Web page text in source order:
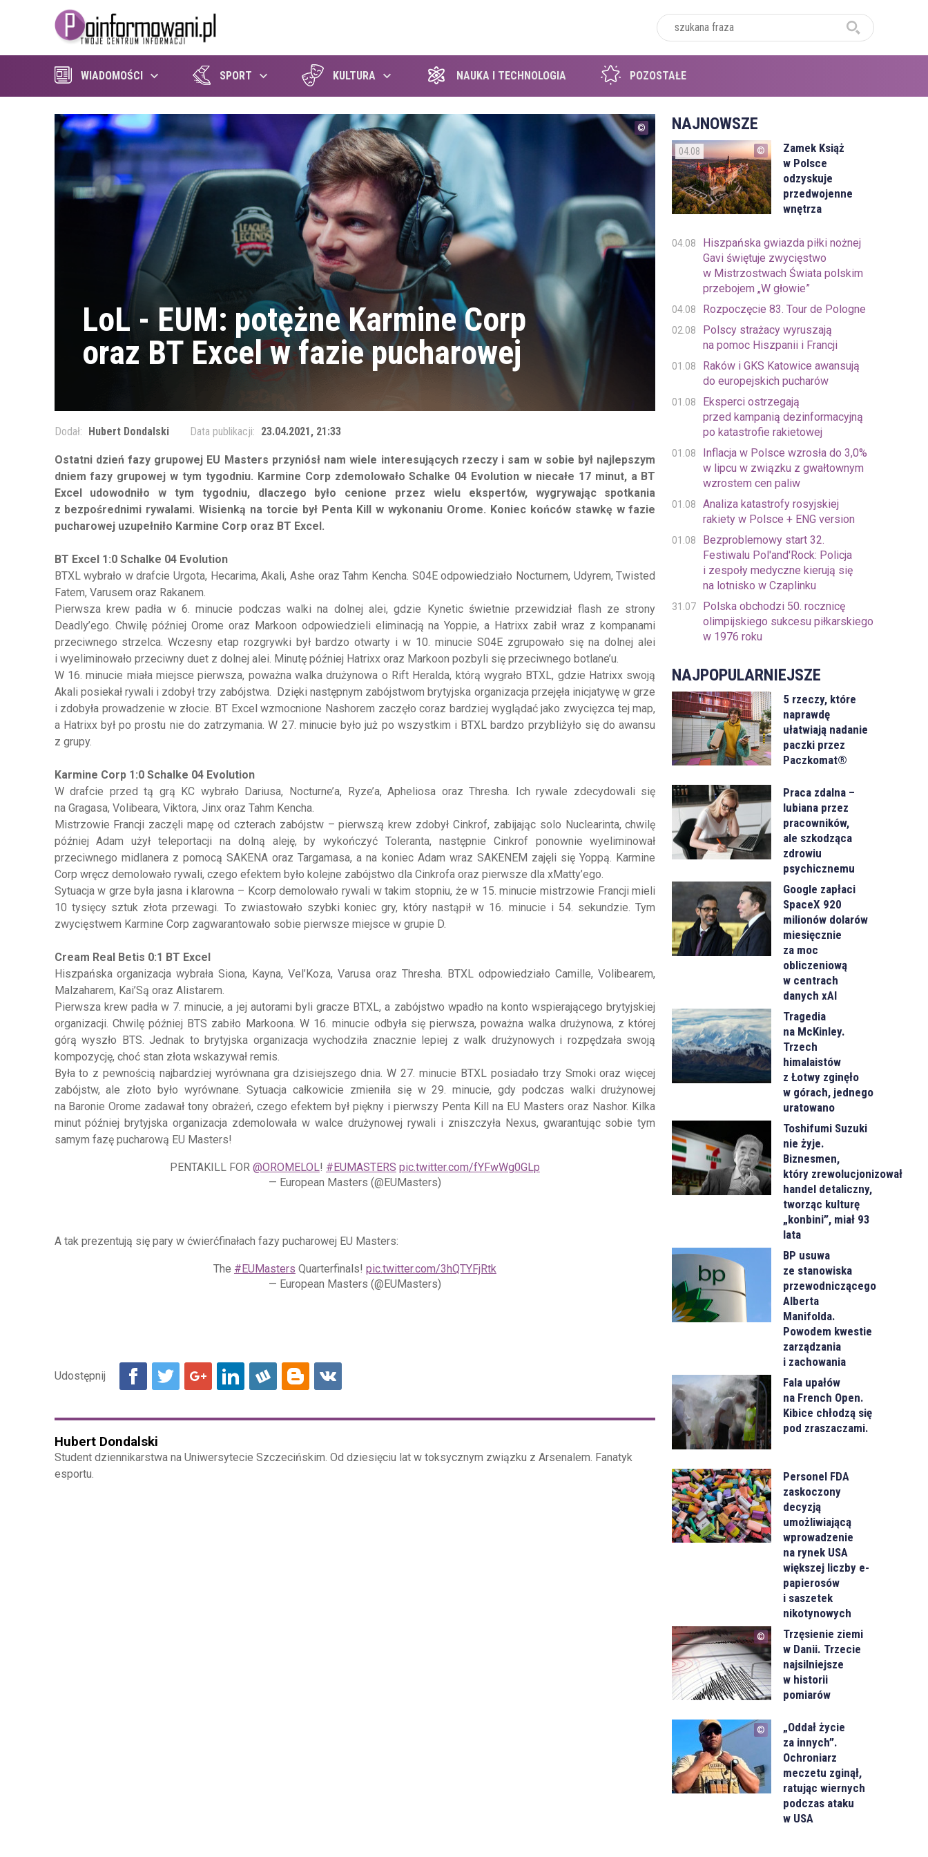
WIADOMOŚCI SPORT KULTURA NAUKA I TECHNOLOGIA POZOSTAŁE
LoL - EUM: potężne Karmine Corp
oraz BT Excel w fazie pucharowej
Dodał: Hubert Dondalski Data publikacji: 23.04.2021, 21:33
Ostatni dzień fazy grupowej EU Masters przyniósł nam wiele interesujących rzeczy i sam w sobie był najlepszym
dniem fazy grupowej w tym tygodniu. Karmine Corp zdemolowało Schalke 04 Evolution w niecałe 17 minut, a BT
Excel udowodniło w tym tygodniu, dlaczego było cenione przez wielu ekspertów, wygrywając spotkania
z bezpośrednimi rywalami. Wisienką na torcie był Penta Kill w wykonaniu Orome. Koniec końców stawkę w fazie
pucharowej uzupełniło Karmine Corp oraz BT Excel.
BT Excel 1:0 Schalke 04 Evolution
BTXL wybrało w drafcie Urgota, Hecarima, Akali, Ashe oraz Tahm Kencha. S04E odpowiedziało Nocturnem, Udyrem, Twisted
Fatem, Varusem oraz Rakanem.
Pierwsza krew padła w 6. minucie podczas walki na dolnej alei, gdzie Kynetic świetnie przewidział flash ze strony
Deadly’ego. Chwilę później Orome oraz Markoon odpowiedzieli eliminacją na Yoppie, a Hatrixx zabił wraz z kompanami
przeciwnego strzelca. Wczesny etap rozgrywki był bardzo otwarty i w 10. minucie S04E zgrupowało się na dolnej alei
i wyeliminowało przeciwny duet z dolnej alei. Minutę później Hatrixx oraz Markoon pozbyli się przeciwnego botlane’u.
W 16. minucie miała miejsce pierwsza, poważna walka drużynowa o Rift Heralda, którą wygrało BTXL, gdzie Hatrixx swoją
Akali posiekał rywali i zdobył trzy zabójstwa. Dzięki następnym zabójstwom brytyjska organizacja przejęła inicjatywę w grze
i zdobyła prowadzenie w złocie. BT Excel wzmocnione Nashorem zaczęło coraz bardziej wyglądać jako zwycięzca tej map,
a Hatrixx był po prostu nie do zatrzymania. W 27. minucie było już po wszystkim i BTXL bardzo przybliżyło się do awansu
z grupy.
Karmine Corp 1:0 Schalke 04 Evolution
W drafcie przed tą grą KC wybrało Dariusa, Nocturne’a, Ryze’a, Apheliosa oraz Thresha. Ich rywale zdecydowali się
na Gragasa, Volibeara, Viktora, Jinx oraz Tahm Kencha.
Mistrzowie Francji zaczęli mapę od czterach zabójstw – pierwszą krew zdobył Cinkrof, zabijając solo Nuclearinta, chwilę
później Adam użył teleportacji na dolną aleję, by wykończyć Toleranta, następnie Cinkrof ponownie wyeliminował
przeciwnego midlanera z pomocą SAKENA oraz Targamasa, a na koniec Adam wraz SAKENEM zajęli się Yoppą. Karmine
Corp wręcz demolowało rywali, czego efektem było kolejne zabójstwo dla Cinkrofa oraz pierwsze dla xMatty’ego.
Sytuacja w grze była jasna i klarowna – Kcorp demolowało rywali w takim stopniu, że w 15. minucie mistrzowie Francji mieli
10 tysięcy sztuk złota przewagi. To zwiastowało szybki koniec gry, który nastąpił w 16. minucie i 54. sekundzie. Tym
zwycięstwem Karmine Corp zagwarantowało sobie pierwsze miejsce w grupie D.
Cream Real Betis 0:1 BT Excel
Hiszpańska organizacja wybrała Siona, Kayna, Vel’Koza, Varusa oraz Thresha. BTXL odpowiedziało Camille, Volibearem,
Malzaharem, Kai’Są oraz Alistarem.
Pierwsza krew padła w 7. minucie, a jej autorami byli gracze BTXL, a zabójstwo wpadło na konto wspierającego brytyjskiej
organizacji. Chwilę później BTS zabiło Markoona. W 16. minucie odbyła się pierwsza, poważna walka drużynowa, z której
górą wyszło BTS. Jednak to brytyjska organizacja wychodziła znacznie lepiej z walk drużynowych i rozpędzała swoją
kompozycję, choć stan złota wskazywał remis.
Była to z pewnością najbardziej wyrównana gra dzisiejszego dnia. W 27. minucie BTXL posiadało trzy Smoki oraz więcej
zabójstw, ale złoto było wyrównane. Sytuacja całkowicie zmieniła się w 29. minucie, gdy podczas walki drużynowej
na Baronie Orome zadawał tony obrażeń, czego efektem był piękny i pierwszy Penta Kill na EU Masters oraz Nashor. Kilka
minut później brytyjska organizacja zdemolowała w walce drużynowej rywali i zniszczyła Nexus, gwarantując sobie tym
samym fazę pucharową EU Masters!
PENTAKILL FOR @OROMELOL! #EUMASTERS pic.twitter.com/fYFwWg0GLp
— European Masters (@EUMasters)
A tak prezentują się pary w ćwierćfinałach fazy pucharowej EU Masters:
The #EUMasters Quarterfinals! pic.twitter.com/3hQTYFjRtk
— European Masters (@EUMasters)
Hubert Dondalski
Student dziennikarstwa na Uniwersytecie Szczecińskim. Od dziesięciu lat w toksycznym związku z Arsenalem. Fanatyk
esportu.
NAJNOWSZE
04.08
Zamek Książ
w Polsce
odzyskuje
przedwojenne
wnętrza
04.08
Hiszpańska gwiazda piłki nożnej
Gavi świętuje zwycięstwo
w Mistrzostwach Świata polskim
przebojem „W głowie”
04.08 Rozpoczęcie 83. Tour de Pologne
02.08
Polscy strażacy wyruszają
na pomoc Hiszpanii i Francji
01.08
Raków i GKS Katowice awansują
do europejskich pucharów
01.08
Eksperci ostrzegają
przed kampanią dezinformacyjną
po katastrofie rakietowej
01.08
Inflacja w Polsce wzrosła do 3,0%
w lipcu w związku z gwałtownym
wzrostem cen paliw
01.08
Analiza katastrofy rosyjskiej
rakiety w Polsce + ENG version
01.08
Bezproblemowy start 32.
Festiwalu Pol'and'Rock: Policja
i zespoły medyczne kierują się
na lotnisko w Czaplinku
31.07
Polska obchodzi 50. rocznicę
olimpijskiego sukcesu piłkarskiego
w 1976 roku
NAJPOPULARNIEJSZE
5 rzeczy, które
naprawdę
ułatwiają nadanie
paczki przez
Paczkomat®
Praca zdalna –
lubiana przez
pracowników,
ale szkodząca
zdrowiu
psychicznemu
Google zapłaci
SpaceX 920
milionów dolarów
miesięcznie
za moc
obliczeniową
w centrach
danych xAI
Tragedia
na McKinley.
Trzech
himalaistów
z Łotwy zginęło
w górach, jednego
uratowano
Toshifumi Suzuki
nie żyje.
Biznesmen,
który zrewolucjonizował
handel detaliczny,
tworząc kulturę
„konbini”, miał 93
lata
BP usuwa
ze stanowiska
przewodniczącego
Alberta
Manifolda.
Powodem kwestie
zarządzania
i zachowania
Fala upałów
na French Open.
Kibice chłodzą się
pod zraszaczami.
Personel FDA
zaskoczony
decyzją
umożliwiającą
wprowadzenie
na rynek USA
większej liczby e-
papierosów
i saszetek
nikotynowych
Trzęsienie ziemi
w Danii. Trzecie
najsilniejsze
w historii
pomiarów
„Oddał życie
za innych”.
Ochroniarz
meczetu zginął,
ratując wiernych
podczas ataku
w USA